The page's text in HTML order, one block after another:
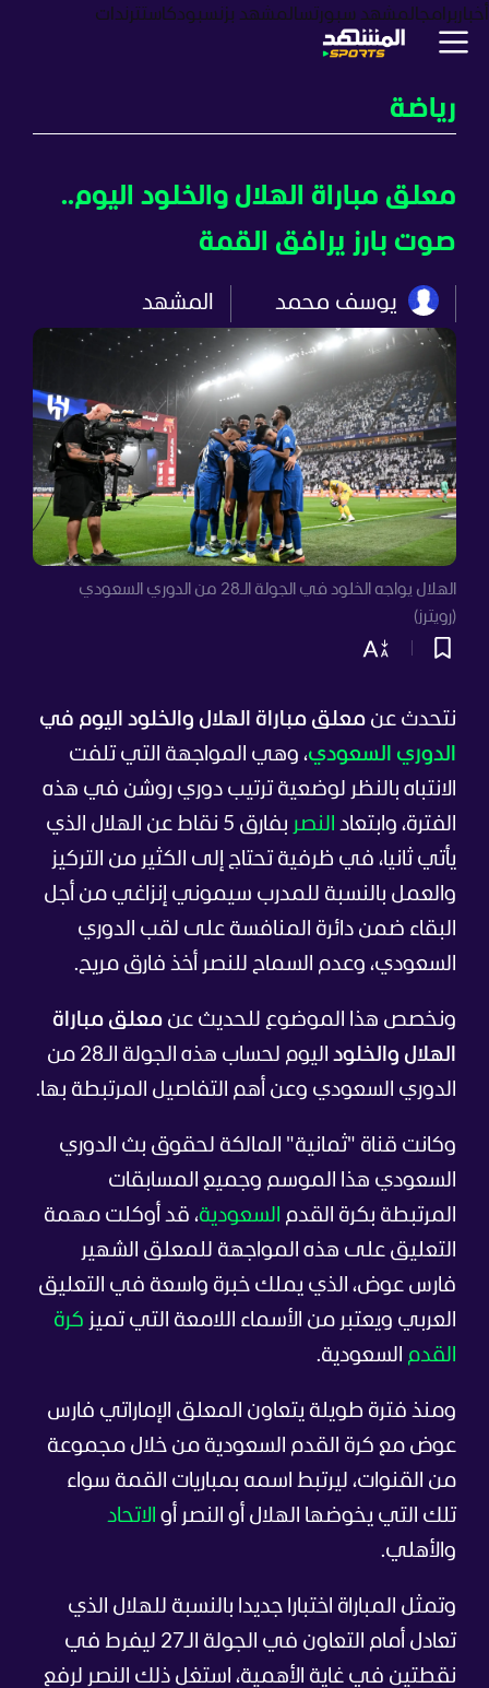
أخبار برامجالمشهد سبورتسالمشهد بزنسبودكاستترندات
رياضة
معلق مباراة الهلال والخلود اليوم..
صوت بارز يرافق القمة
يوسف محمد المشهد
الهلال يواجه الخلود في الجولة الـ28 من الدوري السعودي
(رويترز)
نتحدث عن معلق مباراة الهلال والخلود اليوم في
الدوري السعودي، وهي المواجهة التي تلفت
الانتباه بالنظر لوضعية ترتيب دوري روشن في هذه
الفترة، وابتعاد النصر
بفارق 5 نقاط عن الهلال الذي
يأتي ثانيا، في ظرفية تحتاج إلى الكثير من التركيز
والعمل بالنسبة للمدرب سيموني إنزاغي من أجل
البقاء ضمن دائرة المنافسة على لقب الدوري
السعودي، وعدم السماح للنصر أخذ فارق مريح.
ونخصص هذا الموضوع للحديث عن معلق مباراة
الهلال والخلود
اليوم لحساب هذه الجولة الـ28 من
الدوري السعودي وعن أهم التفاصيل المرتبطة بها.
وكانت قناة "ثمانية" المالكة لحقوق بث الدوري
السعودي هذا الموسم وجميع المسابقات
المرتبطة بكرة القدم السعودية، قد أوكلت مهمة
التعليق على هذه المواجهة للمعلق الشهير
فارس عوض، الذي يملك خبرة واسعة في التعليق
العربي ويعتبر من الأسماء اللامعة التي تميز كرة
القدم السعودية.
ومنذ فترة طويلة يتعاون المعلق الإماراتي فارس
عوض مع كرة القدم السعودية من خلال مجموعة
من القنوات، ليرتبط اسمه بمباريات القمة سواء
تلك التي يخوضها الهلال أو النصر أو الاتحاد
والأهلي.
وتمثل المباراة اختبارا جديدا بالنسبة للهلال الذي
تعادل أمام التعاون في الجولة الـ27 ليفرط في
نقطتين في غاية الأهمية، استغل ذلك النصر لرفع